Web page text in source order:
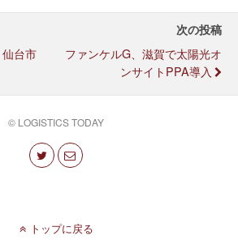
台市
次の投稿
ファンケルG、滋賀で太陽光オ
ンサイトPPA導入
© LOGISTICS TODAY
トップに戻る